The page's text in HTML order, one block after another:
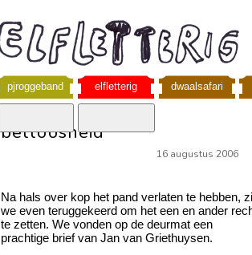
pjroggeband elfletterig dwaalsafari
belloosheid
16 augustus 2006
Na hals over kop het pand verlaten te hebben,
we even teruggekeerd om het een en ander
te zetten. We vonden op de deurmat een
prachtige brief van Jan van Griethuysen.